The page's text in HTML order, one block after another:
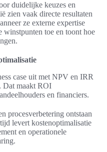
duidelijke keuzes en
zien vaak directe resultaten
ze externe expertise
toe en toont hoe
case uit met NPV en IRR
Dat maakt ROI
en financiers.
procesverbetering ontstaan
levert kostenoptimalisatie
en operationele